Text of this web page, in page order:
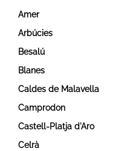
Amer
Arbúcies
Besalú
Blanes
Caldes de Malavella
Camprodon
Castell-Platja d'Aro
Celrà